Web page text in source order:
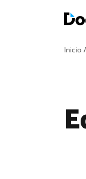
Inicio